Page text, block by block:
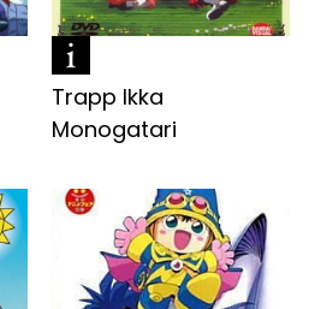
Trapp Ikka
Monogatari